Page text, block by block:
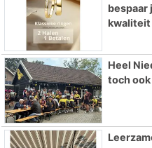
bespaar
kwaliteit
Heel
toch